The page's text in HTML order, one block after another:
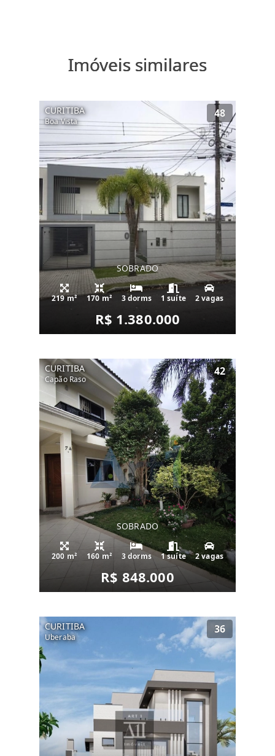
Imóveis similares
CURITIBA
Boa Vista
48
SOBRADO
219 m² 170 m² 3 dorms 1 suíte 2 vagas
R$ 1.380.000
CURITIBA
Capão Raso
42
SOBRADO
200 m² 160 m² 3 dorms 1 suíte 2 vagas
R$ 848.000
CURITIBA
Uberaba
36